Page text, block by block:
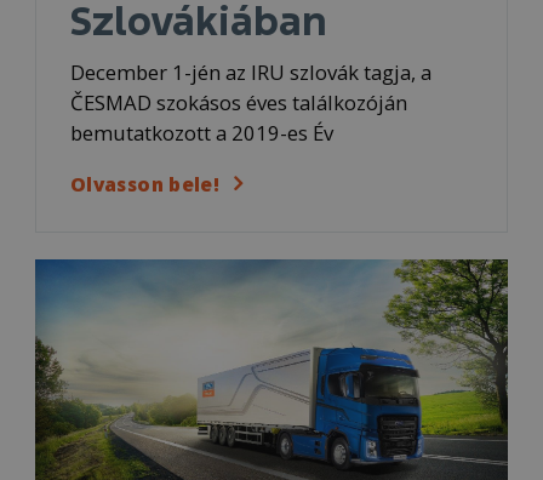
Szlovákiában
December 1-jén az IRU szlovák tagja, a
ČESMAD szokásos éves találkozóján
bemutatkozott a 2019-es Év
Olvasson bele!